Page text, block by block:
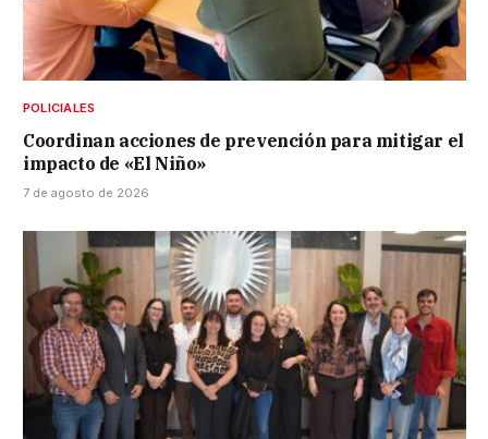
POLICIALES
Coordinan acciones de prevención para mitigar el
impacto de «El Niño»
7 de agosto de 2026